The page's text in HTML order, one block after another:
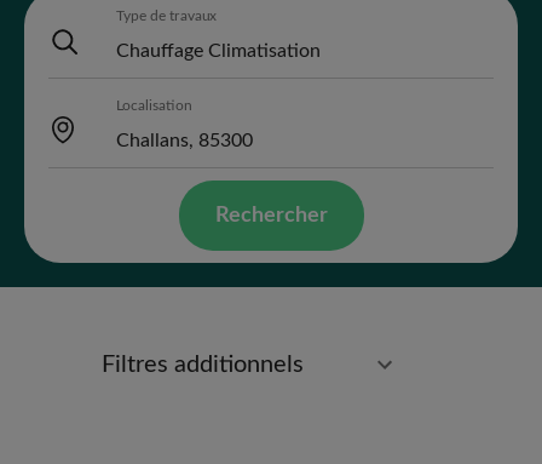
Type de travaux
Localisation
Rechercher
Filtres additionnels